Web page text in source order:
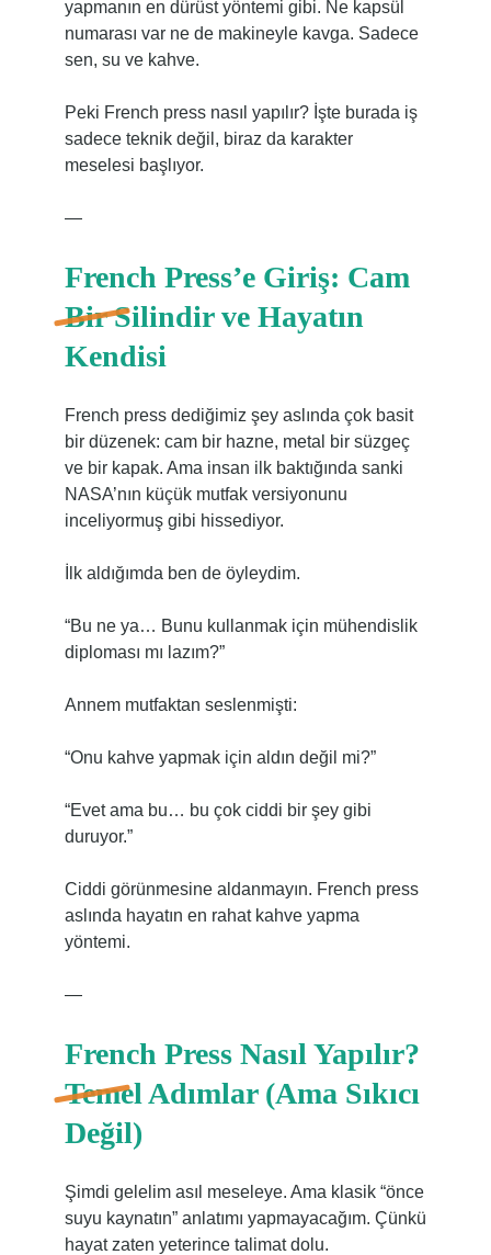
yapmanın en dürüst yöntemi gibi. Ne kapsül
numarası var ne de makineyle kavga. Sadece
sen, su ve kahve.
Peki French press nasıl yapılır? İşte burada iş
sadece teknik değil, biraz da karakter
meselesi başlıyor.
—
French Press’e Giriş: Cam
Bir Silindir ve Hayatın
Kendisi
French press dediğimiz şey aslında çok basit
bir düzenek: cam bir hazne, metal bir süzgeç
ve bir kapak. Ama insan ilk baktığında sanki
NASA’nın küçük mutfak versiyonunu
inceliyormuş gibi hissediyor.
İlk aldığımda ben de öyleydim.
“Bu ne ya… Bunu kullanmak için mühendislik
diploması mı lazım?”
Annem mutfaktan seslenmişti:
“Onu kahve yapmak için aldın değil mi?”
“Evet ama bu… bu çok ciddi bir şey gibi
duruyor.”
Ciddi görünmesine aldanmayın. French press
aslında hayatın en rahat kahve yapma
yöntemi.
—
French Press Nasıl Yapılır?
Temel Adımlar (Ama Sıkıcı
Değil)
Şimdi gelelim asıl meseleye. Ama klasik “önce
suyu kaynatın” anlatımı yapmayacağım. Çünkü
hayat zaten yeterince talimat dolu.